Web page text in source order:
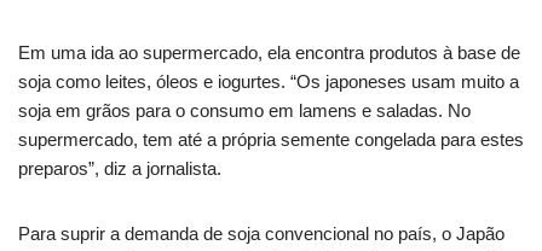
Em uma ida ao supermercado, ela encontra produtos à base de
soja como leites, óleos e iogurtes. “Os japoneses usam muito a
soja em grãos para o consumo em lamens e saladas. No
supermercado, tem até a própria semente congelada para estes
preparos”, diz a jornalista.
Para suprir a demanda de soja convencional no país, o Japão